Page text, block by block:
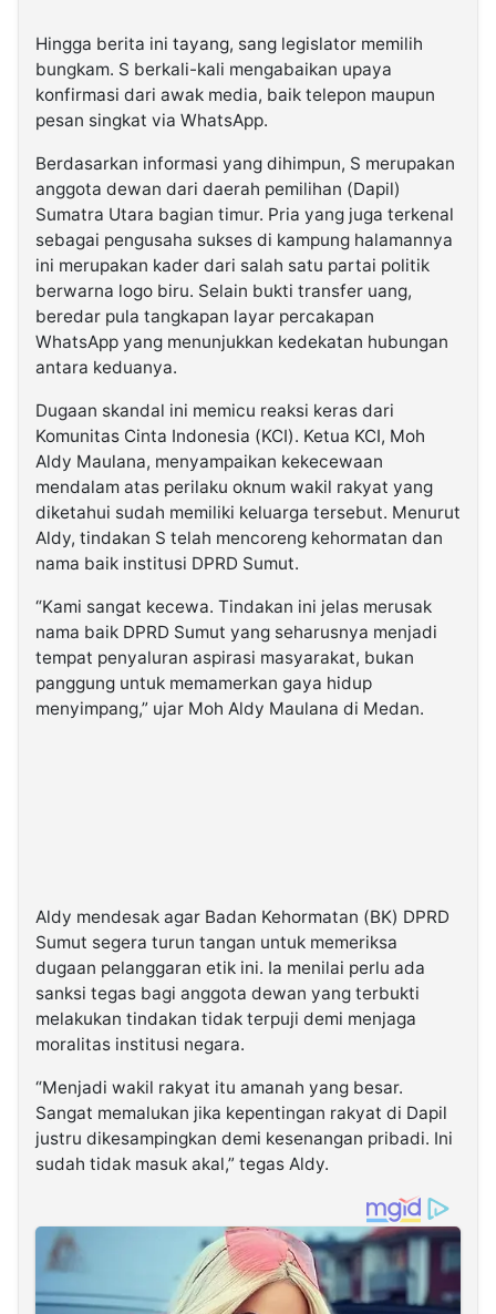
Hingga berita ini tayang, sang legislator memilih
bungkam. S berkali-kali mengabaikan upaya
konfirmasi dari awak media, baik telepon maupun
pesan singkat via WhatsApp.
Berdasarkan informasi yang dihimpun, S merupakan
anggota dewan dari daerah pemilihan (Dapil)
Sumatra Utara bagian timur. Pria yang juga terkenal
sebagai pengusaha sukses di kampung halamannya
ini merupakan kader dari salah satu partai politik
berwarna logo biru. Selain bukti transfer uang,
beredar pula tangkapan layar percakapan
WhatsApp yang menunjukkan kedekatan hubungan
antara keduanya.
Dugaan skandal ini memicu reaksi keras dari
Komunitas Cinta Indonesia (KCI). Ketua KCI, Moh
Aldy Maulana, menyampaikan kekecewaan
mendalam atas perilaku oknum wakil rakyat yang
diketahui sudah memiliki keluarga tersebut. Menurut
Aldy, tindakan S telah mencoreng kehormatan dan
nama baik institusi DPRD Sumut.
“Kami sangat kecewa. Tindakan ini jelas merusak
nama baik DPRD Sumut yang seharusnya menjadi
tempat penyaluran aspirasi masyarakat, bukan
panggung untuk memamerkan gaya hidup
menyimpang,” ujar Moh Aldy Maulana di Medan.
Aldy mendesak agar Badan Kehormatan (BK) DPRD
Sumut segera turun tangan untuk memeriksa
dugaan pelanggaran etik ini. Ia menilai perlu ada
sanksi tegas bagi anggota dewan yang terbukti
melakukan tindakan tidak terpuji demi menjaga
moralitas institusi negara.
“Menjadi wakil rakyat itu amanah yang besar.
Sangat memalukan jika kepentingan rakyat di Dapil
justru dikesampingkan demi kesenangan pribadi. Ini
sudah tidak masuk akal,” tegas Aldy.